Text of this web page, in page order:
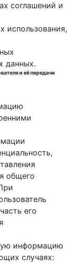
соглашений и
использования,
данных.
и её передачи
общего
его
информацию
случаях: